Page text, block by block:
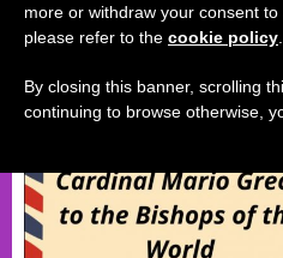
more or withdraw your consent
please refer to the cookie policy
By closing this banner, scrolling
continuing to browse otherwise,